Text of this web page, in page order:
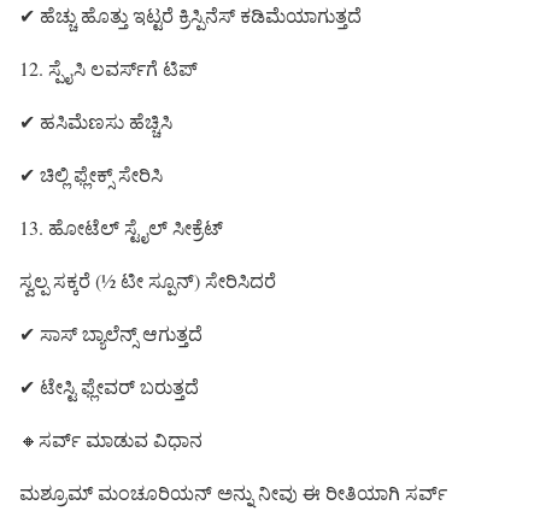
✔ ಹೆಚ್ಚು ಹೊತ್ತು ಇಟ್ಟರೆ ಕ್ರಿಸ್ಪಿನೆಸ್ ಕಡಿಮೆಯಾಗುತ್ತದೆ
12. ಸ್ಪೈಸಿ ಲವರ್ಸ್‌ಗೆ ಟಿಪ್
✔ ಹಸಿಮೆಣಸು ಹೆಚ್ಚಿಸಿ
✔ ಚಿಲ್ಲಿ ಫ್ಲೇಕ್ಸ್ ಸೇರಿಸಿ
13. ಹೋಟೆಲ್ ಸ್ಟೈಲ್ ಸೀಕ್ರೆಟ್
ಸ್ವಲ್ಪ ಸಕ್ಕರೆ (½ ಟೀ ಸ್ಪೂನ್) ಸೇರಿಸಿದರೆ
✔ ಸಾಸ್ ಬ್ಯಾಲೆನ್ಸ್ ಆಗುತ್ತದೆ
✔ ಟೇಸ್ಟಿ ಫ್ಲೇವರ್ ಬರುತ್ತದೆ
🔸ಸರ್ವ್ ಮಾಡುವ ವಿಧಾನ
ಮಶ್ರೂಮ್ ಮಂಚೂರಿಯನ್ ಅನ್ನು ನೀವು ಈ ರೀತಿಯಾಗಿ ಸರ್ವ್